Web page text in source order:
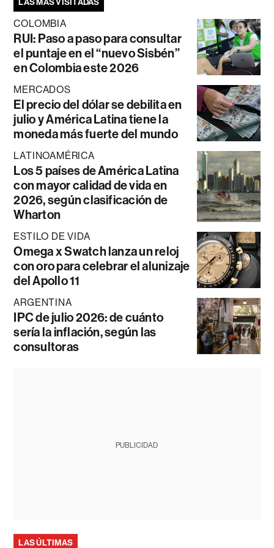
COLOMBIA
RUI: Paso a paso para consultar
el puntaje en el “nuevo Sisbén”
en Colombia este 2026
MERCADOS
El precio del dólar se debilita en
julio y América Latina tiene la
moneda más fuerte del mundo
LATINOAMÉRICA
Los 5 países de América Latina
con mayor calidad de vida en
2026, según clasificación de
Wharton
ESTILO DE VIDA
Omega x Swatch lanza un reloj
con oro para celebrar el alunizaje
del Apollo 11
ARGENTINA
IPC de julio 2026: de cuánto
sería la inflación, según las
consultoras
PUBLICIDAD
LAS ÚLTIMAS